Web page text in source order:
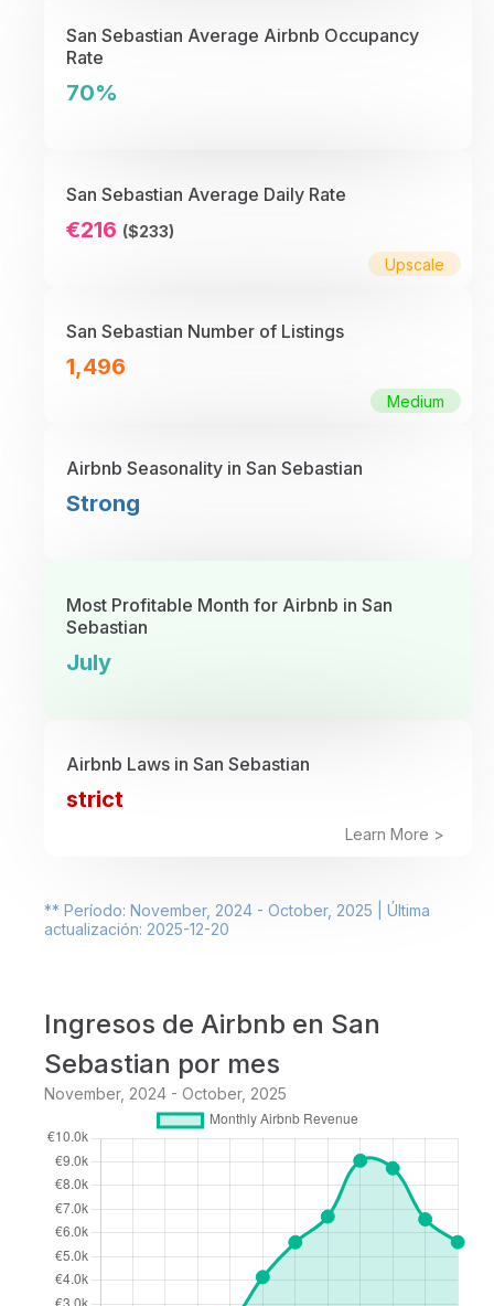
San Sebastian Average Airbnb Occupancy
Rate
70%
San Sebastian Average Daily Rate
€216 ($233)
Upscale
San Sebastian Number of Listings
1,496
Medium
Airbnb Seasonality in San Sebastian
Strong
Most Profitable Month for Airbnb in San
Sebastian
July
Airbnb Laws in San Sebastian
strict
Learn More >
** Período: November, 2024 - October, 2025 | Última
actualización: 2025-12-20
Ingresos de Airbnb en San
Sebastian por mes
November, 2024 - October, 2025